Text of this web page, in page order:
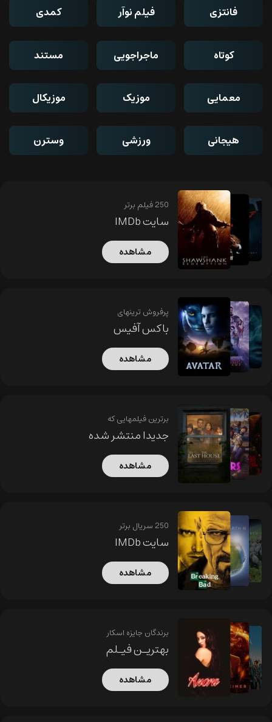
فانتزی فیلم نوآر کمدی
کوتاه ماجراجویی مستند
معمایی موزیک موزیکال
هیجانی ورزشی وسترن
250 فیلم برتر
سایت IMDb
مشاهده
پرفروش ترینهای
باکس آفیس
مشاهده
برترین فیلمهایی که
جدیدا منتشر شده
مشاهده
250 سریال برتر
سایت IMDb
مشاهده
برندگان جایزه اسکار
بهتریـن فیـلم
مشاهده